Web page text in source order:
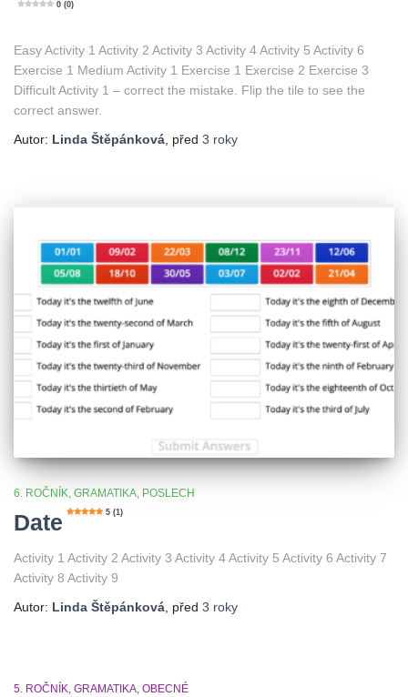
0 (0)
Easy Activity 1 Activity 2 Activity 3 Activity 4 Activity 5 Activity 6
Exercise 1 Medium Activity 1 Exercise 1 Exercise 2 Exercise 3
Difficult Activity 1 – correct the mistake. Flip the tile to see the
correct answer.
Autor: Linda Štěpánková, před 3 roky
6. ROČNÍK GRAMATIKA POSLECH
Date 5 (1)
Activity 1 Activity 2 Activity 3 Activity 4 Activity 5 Activity 6 Activity 7
Activity 8 Activity 9
Autor: Linda Štěpánková , před 3 roky
5. ROČNÍK GRAMATIKA OBECNÉ